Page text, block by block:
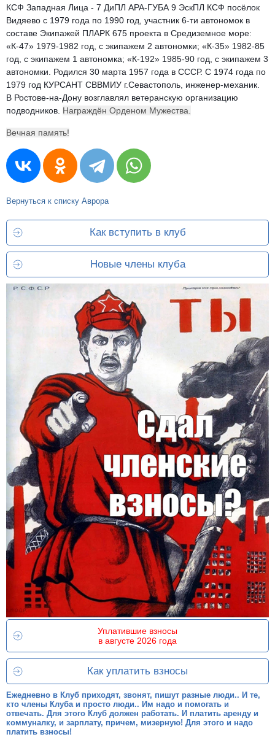
КСФ Западная Лица - 7 ДиПЛ АРА-ГУБА 9 ЭскПЛ КСФ посёлок
Видяево с 1979 года по 1990 год, участник 6-ти автономок в
составе Экипажей ПЛАРК 675 проекта в Средиземное море:
«К-47» 1979-1982 год, с экипажем 2 автономки; «К-35» 1982-85
год, с экипажем 1 автономка; «К-192» 1985-90 год, с экипажем 3
автономки. Родился 30 марта 1957 года в СССР. С 1974 года по
1979 год КУРСАНТ СВВМИУ г.Севастополь, инженер-механик.
В Ростове-на-Дону возглавлял ветеранскую организацию
подводников. Награждён Орденом Мужества.
Вечная память!
Вернуться к списку Аврора
Как вступить в клуб
Новые члены клуба
Уплатившие взносы
в августе 2026 года
Как уплатить взносы
Ежедневно в Клуб приходят, звонят, пишут разные люди.. И те,
кто члены Клуба и просто люди.. Им надо и помогать и
отвечать. Для этого Клуб должен работать. И платить аренду и
коммуналку, и зарплату, причем, мизерную! Для этого и надо
платить взносы!